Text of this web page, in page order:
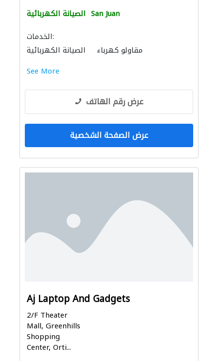
الصيانة الكهربائية San Juan
الخدمات:
الصيانة الكهربائية
مقاولو كهرباء
See More
عرض رقم الهاتف
عرض الصفحة الشخصية
Aj Laptop And Gadgets
2/F Theater
Mall, Greenhills
Shopping
Center, Orti...